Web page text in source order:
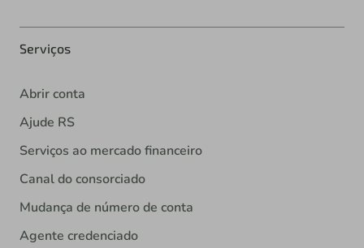
Serviços
Abrir conta
Ajude RS
Serviços ao mercado financeiro
Canal do consorciado
Mudança de número de conta
Agente credenciado